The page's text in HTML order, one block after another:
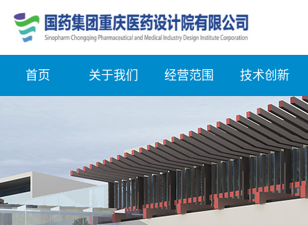
首页 关于我们 经营范围 技术创新